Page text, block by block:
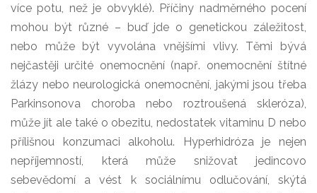
více potu, než je obvyklé). Příčiny nadměrného pocení
mohou být různé – buď jde o genetickou záležitost,
nebo může být vyvolána vnějšími vlivy. Těmi bývá
nejčastěji určité onemocnění (např. onemocnění štítné
žlázy nebo neurologická onemocnění, jakými jsou třeba
Parkinsonova choroba nebo roztroušená skleróza),
může jít ale také o obezitu, nedostatek vitaminu D nebo
přílišnou konzumaci alkoholu. Hyperhidróza je nejen
nepříjemností, která může snižovat jedincovo
sebevědomí a vést k sociálnímu odlučování, skýtá